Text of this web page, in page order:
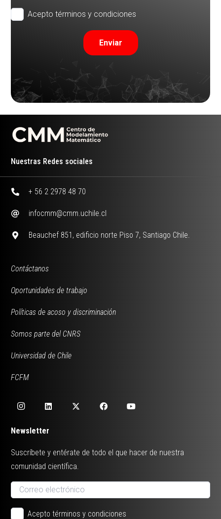
Acepto términos y condiciones
Enviar
Nuestras Redes sociales
+ 56 2 2978 48 70
infocmm@cmm.uchile.cl
Beauchef 851, edificio norte Piso 7, Santiago Chile.
Contáctanos
Oportunidades de trabajo
Políticas de acoso y discriminación
Somos parte del CNRS
Universidad de Chile
FCFM
Newsletter
Suscríbete y entérate de todo el que hacer de nuestra
comunidad científica.
Acepto términos y condiciones